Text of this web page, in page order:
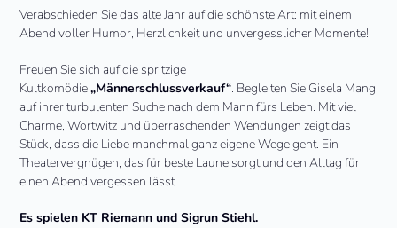
Verabschieden Sie das alte Jahr auf die schönste Art: mit einem
Abend voller Humor, Herzlichkeit und unvergesslicher Momente!
Freuen Sie sich auf die spritzige
Kultkomödie„Männerschlussverkauf“. Begleiten Sie Gisela Mang
auf ihrer turbulenten Suche nach dem Mann fürs Leben. Mit viel
Charme, Wortwitz und überraschenden Wendungen zeigt das
Stück, dass die Liebe manchmal ganz eigene Wege geht. Ein
Theatervergnügen, das für beste Laune sorgt und den Alltag für
einen Abend vergessen lässt.
Es spielen KT Riemann und Sigrun Stiehl.